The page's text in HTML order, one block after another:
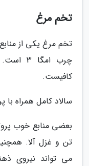
تخم مرغ
چرب
کافیست.
سالاد کامل همراه با
بعضی منابع خوب
می تواند نیروی